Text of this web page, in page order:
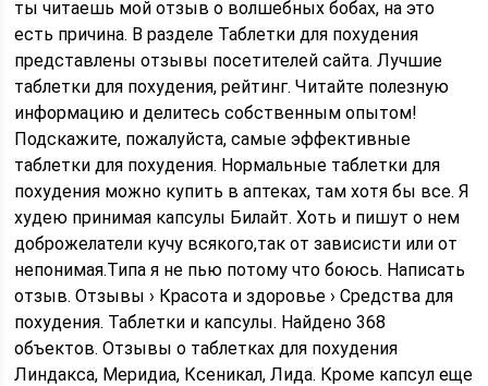
ты читаешь мой отзыв о волшебных бобах, на это
есть причина. В разделе Таблетки для похудения
представлены отзывы посетителей сайта. Лучшие
таблетки для похудения, рейтинг. Читайте полезную
информацию и делитесь собственным опытом!
Подскажите, пожалуйста, самые эффективные
таблетки для похудения. Нормальные таблетки для
похудения можно купить в аптеках, там хотя бы все. Я
худею принимая капсулы Билайт. Хоть и пишут о нем
доброжелатели кучу всякого,так от зависисти или от
непонимая.Типа я не пью потому что боюсь. Написать
отзыв. Отзывы › Красота и здоровье › Средства для
похудения. Таблетки и капсулы. Найдено 368
объектов. Отзывы о таблетках для похудения
Линдакса, Меридиа, Ксеникал, Лида. Кроме капсул еще